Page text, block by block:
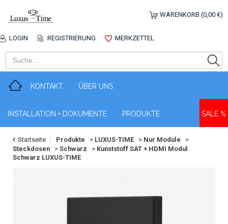
LOGIN REGISTRIERUNG MERKZETTEL
WARENKORB (0,00 €)
KONTAKT ÜBER UNS
INSTALLATION + DOKUMENTE PRODUKTE SALE %
Startseite Produkte > LUXUS-TIME > Nur Module
>
Steckdosen
> Schwarz > Kunststoff SAT + HDMI Modul
Schwarz LUXUS-TIME